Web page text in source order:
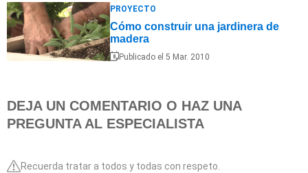
PROYECTO
Cómo construir una jardinera de
madera
Publicado el 5 Mar. 2010
DEJA UN COMENTARIO O HAZ UNA
PREGUNTA AL ESPECIALISTA
Recuerda tratar a todos y todas con respeto.